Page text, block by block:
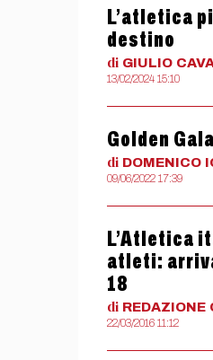
L’atletica
destino
di GIULIO
13/02/2024 15:10
Golden
di DOMENICO
09/06/2022 17:39
L’Atletica
atleti:
18
di REDAZIONE
22/03/2016 11:12